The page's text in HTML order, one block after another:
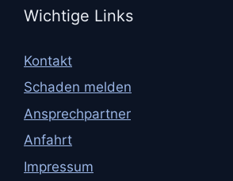
Wichtige Links
Kontakt
Schaden melden
Ansprechpartner
Anfahrt
Impressum